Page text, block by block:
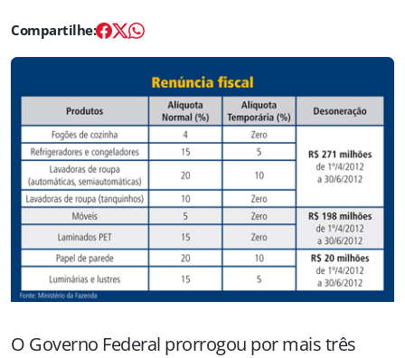
O Governo Federal prorrogou por mais três